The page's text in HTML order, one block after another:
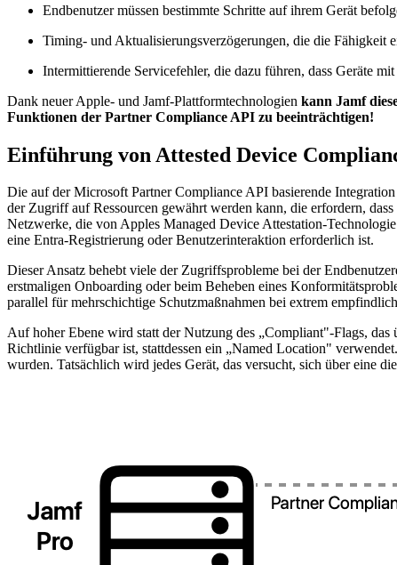
Endbenutzer müssen bestimmte Schritte auf ihrem Gerät
Timing- und Aktualisierungsverzögerungen, die die Fähigkeit
Intermittierende Servicefehler, die dazu führen, dass Geräte
Dank neuer Apple- und Jamf-Plattformtechnologien kann Jamf
Funktionen der Partner Compliance API zu beeinträchtigen!
Einführung von Attested Device
Die auf der Microsoft Partner Compliance API basierende
der Zugriff auf Ressourcen gewährt werden kann, die erfordern,
Netzwerke, die von Apples Managed Device Attestation-
eine Entra-Registrierung oder Benutzerinteraktion erforderlich ist.
Dieser Ansatz behebt viele der Zugriffsprobleme bei der
erstmaligen Onboarding oder beim Beheben eines
parallel für mehrschichtige Schutzmaßnahmen bei extrem
Auf hoher Ebene wird statt der Nutzung des „Compliant"-Flags,
Richtlinie verfügbar ist, stattdessen ein „Named Location"
wurden. Tatsächlich wird jedes Gerät, das versucht, sich über eine